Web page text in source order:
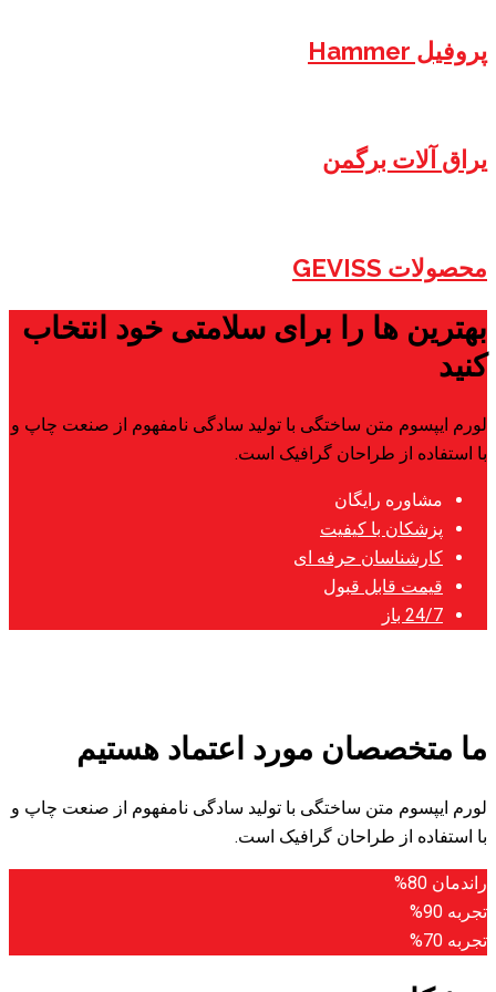
سلامتی خود انتخاب
با تولید سادگی نامفهوم از صنعت چاپ و
است.
اعتماد هستیم
با تولید سادگی نامفهوم از صنعت چاپ و
است.